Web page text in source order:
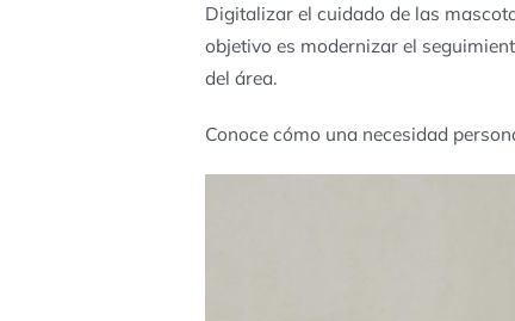
Digitalizar el cuidado de las
objetivo es modernizar el
del área.
Conoce cómo una necesidad